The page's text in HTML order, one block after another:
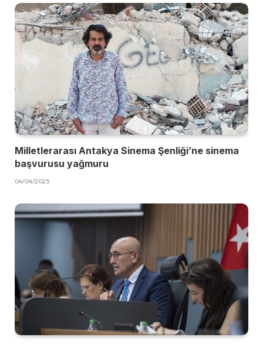
Milletlerarası Antakya Sinema Şenliği’ne sinema
başvurusu yağmuru
04/04/2025